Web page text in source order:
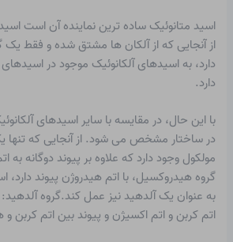
اسید متانوئیک ساده ترین نماینده آن است
از آنجایی که از آلکان ها مشتق شده و فقط یک
دارد، به اسیدهای آلکانوئیک موجود در
دارد.
با این حال، در مقایسه با سایر اسیدهای
در ساختار مشخص می شود. از آنجایی که تنها
مولکول وجود دارد که علاوه بر پیوند دوگانه به
گروه هیدروکسیل، با اتم هیدروژن پیوند دارد،
به عنوان یک آلدهید نیز عمل کند.گروه آلدهید
اتم کربن و اتم اکسیژن و پیوند بین اتم کربن